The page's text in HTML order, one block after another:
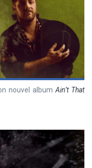
nouvel album Ain’t That